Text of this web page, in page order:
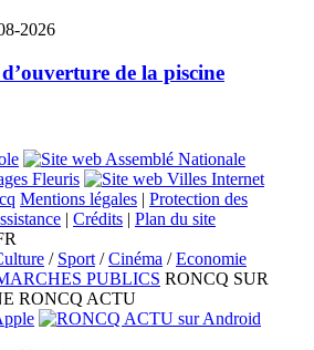
2026
de la piscine
Mentions légales | Protection des
| Crédits | Plan du site
/ Sport/Cinéma /Economie
PUBLICS RONCQ SUR
RONCQ ACTU